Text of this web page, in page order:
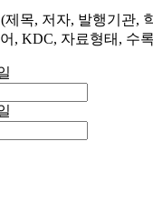
제목, 저자, 발행기관,
, KDC, 자료형태, 수